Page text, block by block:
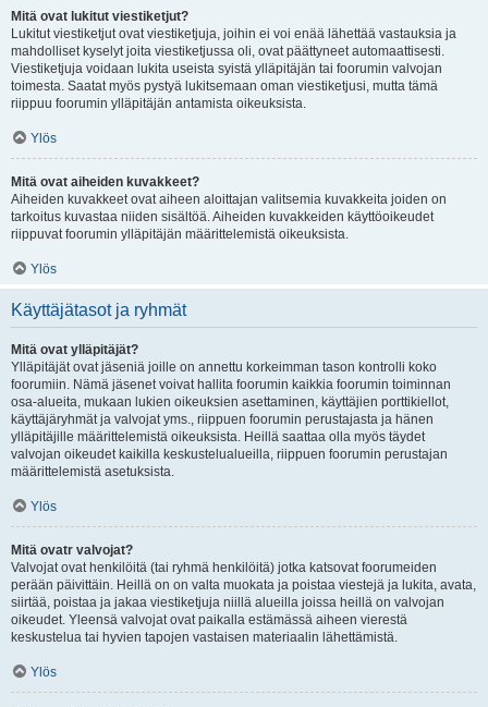
Mitä ovat lukitut viestiketjut?
Lukitut viestiketjut ovat viestiketjuja, joihin ei voi enää lähettää vastauksia ja
mahdolliset kyselyt joita viestiketjussa oli, ovat päättyneet automaattisesti.
Viestiketjuja voidaan lukita useista syistä ylläpitäjän tai foorumin valvojan
toimesta. Saatat myös pystyä lukitsemaan oman viestiketjusi, mutta tämä
riippuu foorumin ylläpitäjän antamista oikeuksista.
Ylös
Mitä ovat aiheiden kuvakkeet?
Aiheiden kuvakkeet ovat aiheen aloittajan valitsemia kuvakkeita joiden on
tarkoitus kuvastaa niiden sisältöä. Aiheiden kuvakkeiden käyttöoikeudet
riippuvat foorumin ylläpitäjän määrittelemistä oikeuksista.
Ylös
Käyttäjätasot ja ryhmät
Mitä ovat ylläpitäjät?
Ylläpitäjät ovat jäseniä joille on annettu korkeimman tason kontrolli koko
foorumiin. Nämä jäsenet voivat hallita foorumin kaikkia foorumin toiminnan
osa-alueita, mukaan lukien oikeuksien asettaminen, käyttäjien porttikiellot,
käyttäjäryhmät ja valvojat yms., riippuen foorumin perustajasta ja hänen
ylläpitäjille määrittelemistä oikeuksista. Heillä saattaa olla myös täydet
valvojan oikeudet kaikilla keskustelualueilla, riippuen foorumin perustajan
määrittelemistä asetuksista.
Ylös
Mitä ovatr valvojat?
Valvojat ovat henkilöitä (tai ryhmä henkilöitä) jotka katsovat foorumeiden
perään päivittäin. Heillä on on valta muokata ja poistaa viestejä ja lukita, avata,
siirtää, poistaa ja jakaa viestiketjuja niillä alueilla joissa heillä on valvojan
oikeudet. Yleensä valvojat ovat paikalla estämässä aiheen vierestä
keskustelua tai hyvien tapojen vastaisen materiaalin lähettämistä.
Ylös